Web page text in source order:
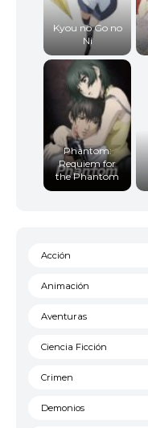
Kyou no Go no
Ni
Phantom:
Requiem for
the Phantom
Acción
Animación
Aventuras
Ciencia Ficción
Crimen
Demonios